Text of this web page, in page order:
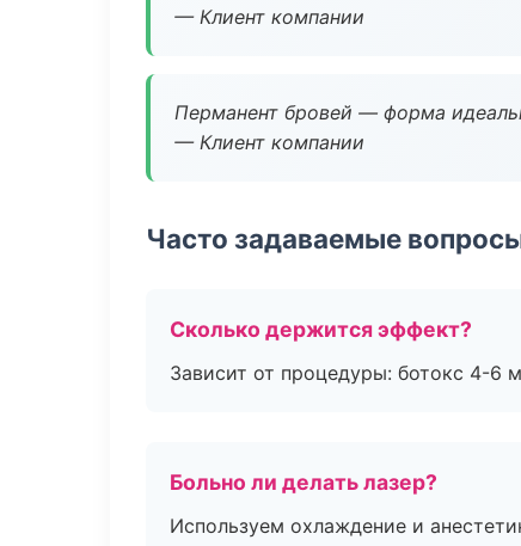
— Клиент компании
Перманент бровей — форма
— Клиент компании
Часто задаваемые
Сколько держится эффект?
Зависит от процедуры: ботокс 4-6
Больно ли делать лазер?
Используем охлаждение и